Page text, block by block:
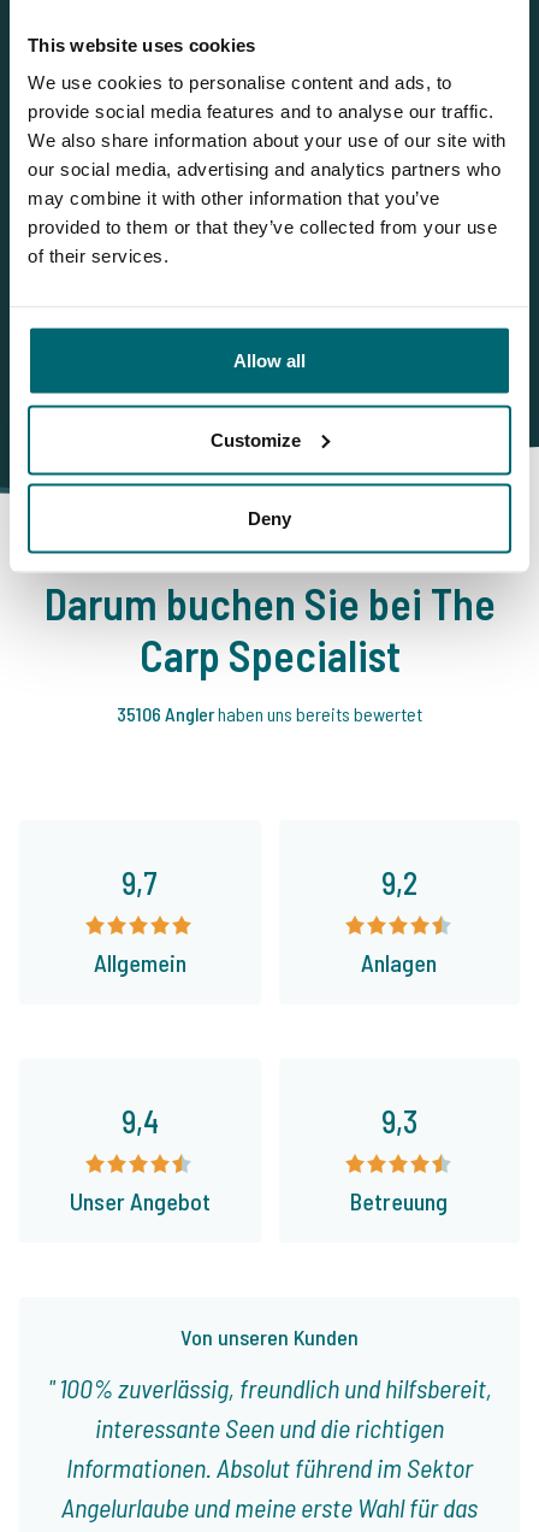
This website uses cookies
We use cookies to personalise content and ads, to
provide social media features and to analyse our traffic.
We also share information about your use of our site with
our social media, advertising and analytics partners who
may combine it with other information that you’ve
provided to them or that they’ve collected from your use
of their services.
Allow all
Customize
Deny
Sie möchten weitere Informationen?
Brauchen Sie weitere Informationen über diesen See? Wir
helfen gerne weiter
Tel.+31 655 191 755
info@thecarpspecialist.de
Darum buchen Sie bei The
Carp Specialist
35106 Anglerhaben uns bereits bewertet
9,7
Allgemein
9,2
Anlagen
Von unseren Kunden
100% zuverlässig, freundlich und hilfsbereit,
interessante Seen und die richtigen
Informationen. Absolut führend im Sektor
Angelurlaube und meine erste Wahl für das
9,4
Unser Angebot
9,3
Betreuung